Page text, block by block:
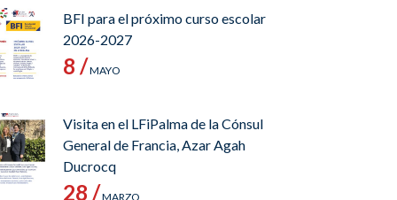
BFI para el próximo curso escolar
2026-2027
8 /MAYO
Visita en el LFiPalma de la Cónsul
General de Francia, Azar Agah
Ducrocq
28 /MARZO